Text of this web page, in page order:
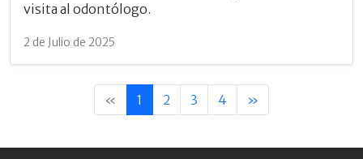
visita al odontólogo.
2 de Julio de 2025
« 1 2 3 4 »